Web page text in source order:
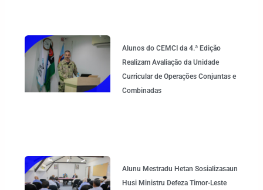
Alunos do CEMCI da 4.ª Edição
Realizam Avaliação da Unidade
Curricular de Operações Conjuntas e
Combinadas
Alunu Mestradu Hetan Sosializasaun
Husi Ministru Defeza Timor-Leste